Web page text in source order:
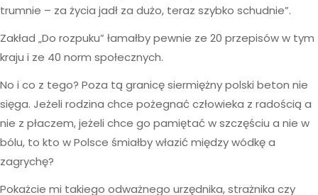
trumnie – za życia jadł za dużo, teraz szybko schudnie”.
Zakład „Do rozpuku” łamałby pewnie ze 20 przepisów w tym
kraju i ze 40 norm społecznych.
No i co z tego? Poza tą granicę siermiężny polski beton nie
sięga. Jeżeli rodzina chce pożegnać człowieka z radością a
nie z płaczem, jeżeli chce go pamiętać w szczęściu a nie w
bólu, to kto w Polsce śmiałby włazić między wódkę a
zagrychę?
Pokażcie mi takiego odważnego urzędnika, strażnika czy